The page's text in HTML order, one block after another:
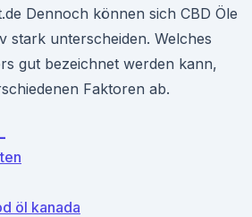
Dennoch können sich CBD Öle
stark unterscheiden. Welches
gut bezeichnet werden kann,
Faktoren ab.
öl kanada